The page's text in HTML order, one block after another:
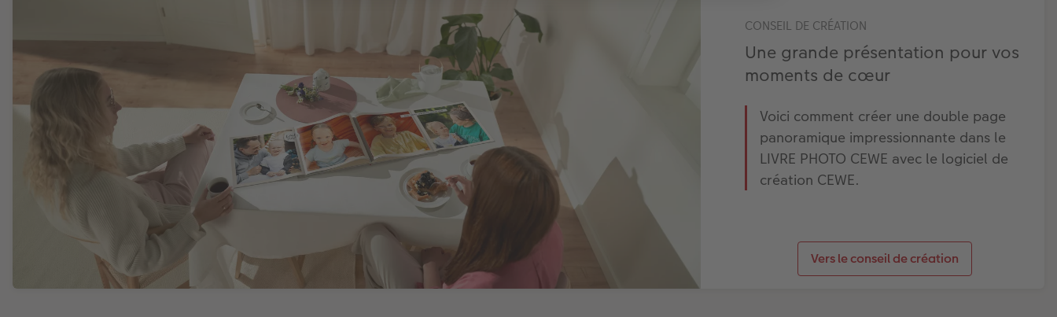
CONSEIL DE CRÉATION
Une grande présentation pour vos
moments de cœur
Voici comment créer une double page
panoramique impressionnante dans le
LIVRE PHOTO CEWE avec le logiciel de
création CEWE.
Vers le conseil de création